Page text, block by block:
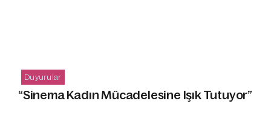
Duyurular
“Sinema Kadın Mücadelesine Işık Tutuyor”